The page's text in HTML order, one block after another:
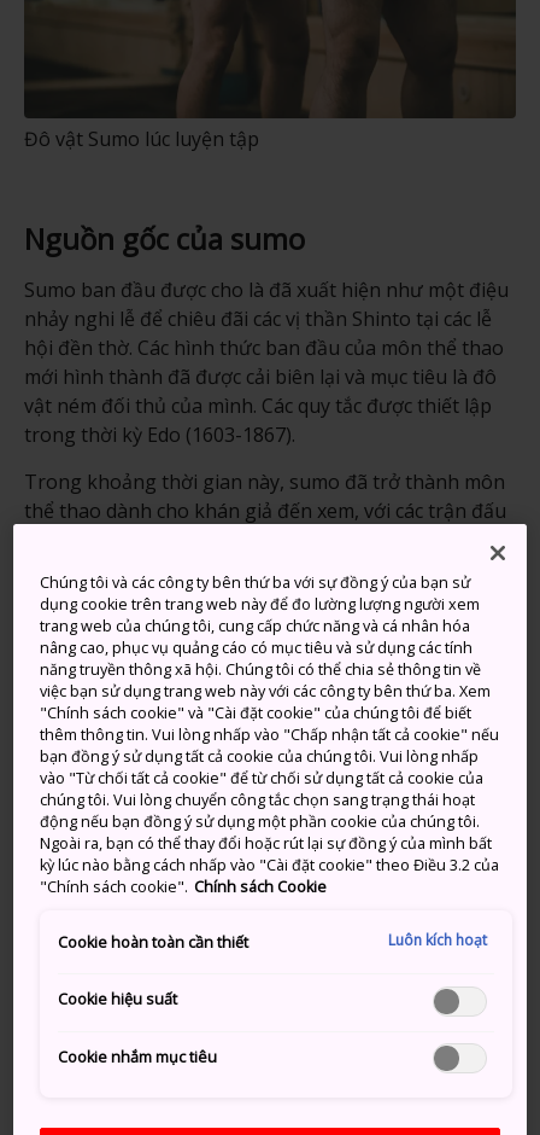
Đô vật Sumo lúc luyện tập
Nguồn gốc của sumo
Sumo ban đầu được cho là đã xuất hiện như một điệu
nhảy nghi lễ để chiêu đãi các vị thần Shinto tại các lễ
hội đền thờ. Các hình thức ban đầu của môn thể thao
mới hình thành đã được cải biên lại và mục tiêu là đô
vật ném đối thủ của mình. Các quy tắc được thiết lập
trong thời kỳ Edo (1603-1867).
Trong khoảng thời gian này, sumo đã trở thành môn
thể thao dành cho khán giả đến xem, với các trận đấu
thường được tổ chức tại các đền thờ, cho đến khi Hội
trường thi đấu Ryogoku Sumo đầu tiên,
Ryogoku
Kokugikan
, được mở cửa bên bờ Sông Sumida ở
Tokyo vào năm 1909. Trong những năm sau chiến
tranh, các giải đấu được tổ chức đồng đều hơn trên
khắp đất nước. Ngày nay, có sáu giải đấu - còn gọi là
basho - được tổ chức mỗi năm, với các sự kiện diễn ra
tạiOsaka vào tháng 3,Nagoya
vào tháng 7 và
Fukuoka
vào tháng 11 luân phiên với ba giải đấu ở
Tokyo.
Giành chiến thắng
đối thủ của họ bước ra ngoài vòng tròn thi đấu hoặc
của cơ thể ngoài lòng bàn chân. Mỗi trận đấu được
diễn ra sau nghi thức phức tạp cần ném muối tinh
khiết và cúi chào đối thủ trước khi họ lao vào nhau.
vật khiến đối thủ mất thăng bằng ngay từ khi bắt đầu;
Chúng tôi và các công ty bên thứ ba với sự đồng ý của bạn sử
dụng cookie trên trang web này để đo lường lượng người xem
trang web của chúng tôi, cung cấp chức năng và cá nhân hóa
nâng cao, phục vụ quảng cáo có mục tiêu và sử dụng các tính
năng truyền thông xã hội. Chúng tôi có thể chia sẻ thông tin về
việc bạn sử dụng trang web này với các công ty bên thứ ba. Xem
"Chính sách cookie" và "Cài đặt cookie" của chúng tôi để biết
thêm thông tin. Vui lòng nhấp vào "Chấp nhận tất cả cookie" nếu
bạn đồng ý sử dụng tất cả cookie của chúng tôi. Vui lòng nhấp
vào "Từ chối tất cả cookie" để từ chối sử dụng tất cả cookie của
chúng tôi. Vui lòng chuyển công tắc chọn sang trạng thái hoạt
động nếu bạn đồng ý sử dụng một phần cookie của chúng tôi.
Ngoài ra, bạn có thể thay đổi hoặc rút lại sự đồng ý của mình bất
kỳ lúc nào bằng cách nhấp vào "Cài đặt cookie" theo Điều 3.2 của
"Chính sách cookie". Chính sách Cookie
Cookie hoàn toàn cần thiết Luôn kích hoạt
Cookie hiệu suất
Cookie nhắm mục tiêu